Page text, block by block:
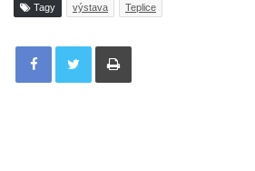
Tagy výstava Teplice
Tisknout